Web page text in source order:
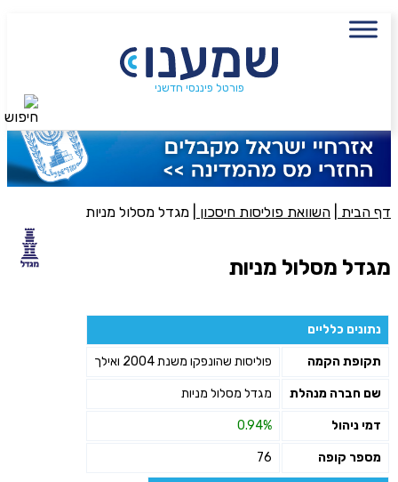
פורטל פיננסי חדשני
דף הבית השוואת פוליסות חיסכון מגדל מסלול מניות
מגדל מסלול מניות
נתונים כלליים
תקופת הקמה פוליסות שהונפקו משנת 2004 ואילך
שם חברה מנהלת מגדל מסלול מניות
דמי ניהול 0.94%
מספר קופה 76
שם מלא
פעולה נדרשת
סכום חיסכון בקרן
אני מאשר את תנאיי השימוש והפרטיות של האתר
מאשר כי פרטיי ישמשו לקבלת פניות והצעות שיווקיות למוצרים
פנסיוניים\ביטוח באמצעות טלפון, מייל או SMS מאיתנו או צד שלישי
שליחה
חיפוש